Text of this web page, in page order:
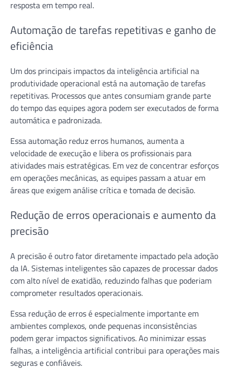
resposta em tempo real.
Automação de tarefas repetitivas e ganho de
eficiência
Um dos principais impactos da inteligência artificial na
produtividade operacional está na automação de tarefas
repetitivas. Processos que antes consumiam grande parte
do tempo das equipes agora podem ser executados de forma
automática e padronizada.
Essa automação reduz erros humanos, aumenta a
velocidade de execução e libera os profissionais para
atividades mais estratégicas. Em vez de concentrar esforços
em operações mecânicas, as equipes passam a atuar em
áreas que exigem análise crítica e tomada de decisão.
Redução de erros operacionais e aumento da
precisão
A precisão é outro fator diretamente impactado pela adoção
da IA. Sistemas inteligentes são capazes de processar dados
com alto nível de exatidão, reduzindo falhas que poderiam
comprometer resultados operacionais.
Essa redução de erros é especialmente importante em
ambientes complexos, onde pequenas inconsistências
podem gerar impactos significativos. Ao minimizar essas
falhas, a inteligência artificial contribui para operações mais
seguras e confiáveis.